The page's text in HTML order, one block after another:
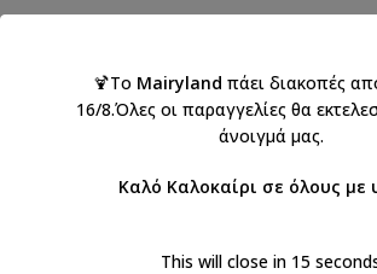
🍹Το Mairyland πάει διακοπές
16/8.Όλες οι παραγγελίες θα
άνοιγμά μας.
Καλό Καλοκαίρι σε όλους με
This will close in 15